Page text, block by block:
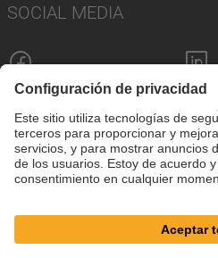
SOCIAL MEDIA
Configuración de cookies